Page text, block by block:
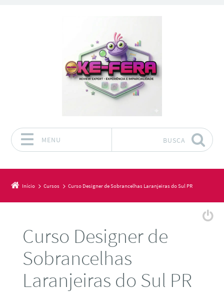
MENU BUSCA
Início Cursos Curso Designer de Sobrancelhas Laranjeiras do Sul PR
Curso Designer de
Sobrancelhas
Laranjeiras do Sul PR